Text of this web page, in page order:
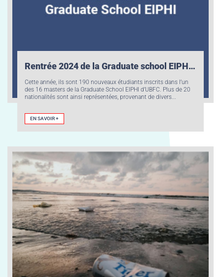
Rentrée 2024 de la Graduate school EIPHI : accueil des nouveaux étudiants de Master
Cette année, ils sont 190 nouveaux étudiants inscrits dans l’un
des 16 masters de la Graduate School EIPHI d’UBFC. Plus de 20
nationalités sont ainsi représentées, provenant de divers...
EN SAVOIR +